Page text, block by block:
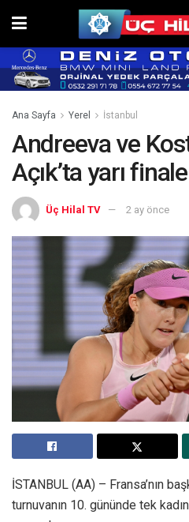
Ana Sayfa Yerel İstanbul
Andreeva ve
Açık’ta yarı
Üç Hilal TV 2 ay önce
İSTANBUL (AA) – Fransa’nın
turnuvanın 10. gününde tek